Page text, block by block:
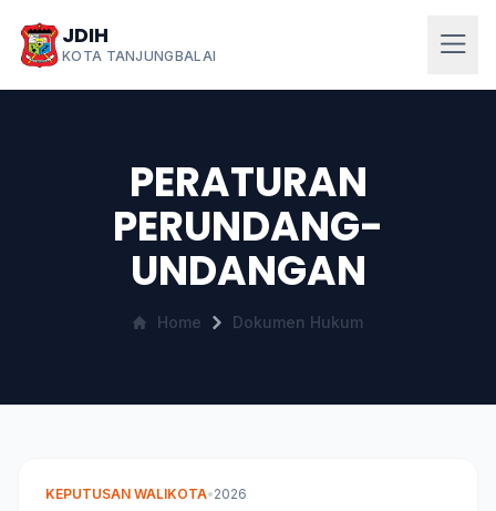
JDIH
KOTA TANJUNGBALAI
PERATURAN
PERUNDANG-
UNDANGAN
Home Dokumen Hukum
KEPUTUSAN WALIKOTA•2026